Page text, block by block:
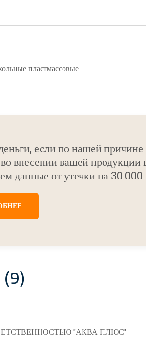
пластмассовые
если по нашей
внесении вашей продукции
данные от утечки на 30
(9)
"АКВА ПЛЮС"